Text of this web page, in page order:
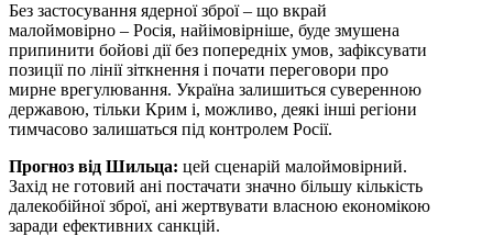
Без застосування ядерної зброї – що вкрай
малоймовірно – Росія, найімовірніше, буде змушена
припинити бойові дії без попередніх умов, зафіксувати
позиції по лінії зіткнення і почати переговори про
мирне врегулювання. Україна залишиться суверенною
державою, тільки Крим і, можливо, деякі інші регіони
тимчасово залишаться під контролем Росії.
Прогноз від Шильца: цей сценарій малоймовірний.
Захід не готовий ані постачати значно більшу кількість
далекобійної зброї, ані жертвувати власною економікою
заради ефективних санкцій.